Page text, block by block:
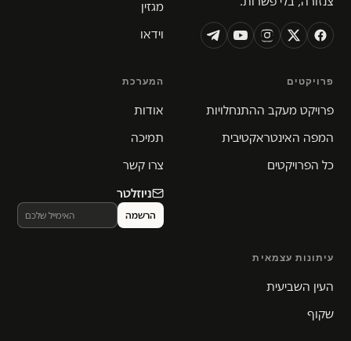
מגזין
וידאו
פרויקטים
פרויקט מעקב ההתנחלויות
המפה האינטראקטיבית
כל הפרויקטים
המערכת
אודות
תמיכה
צרו קשר
ניוזלטר
עיתונות עצמאית
העין השביעית
שקוף